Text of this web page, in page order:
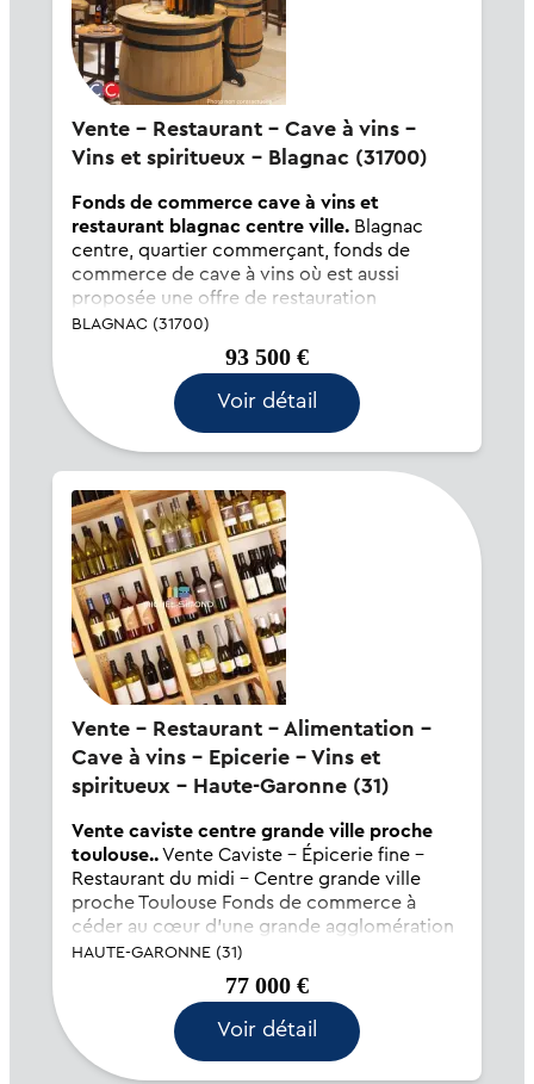
Vente - Restaurant - Cave à vins -
Vins et spiritueux - Blagnac (31700)
Fonds de commerce cave à vins et
restaurant blagnac centre ville.Blagnac
centre, quartier commerçant, fonds de
commerce de cave à vins où est aussi
proposée une offre de restauration
traditionnelle à midi. La clientèle locale est
fidélisée mais le potentiel du soir est encore
à exploiter. Terrasse sous les platane...
BLAGNAC (31700)
93 500 €
Voir détail
Vente - Restaurant - Alimentation -
Cave à vins - Epicerie - Vins et
spiritueux - Haute-Garonne (31)
Vente caviste centre grande ville proche
toulouse..Vente Caviste – Épicerie fine –
Restaurant du midi – Centre grande ville
proche Toulouse Fonds de commerce à
céder au cœur d’une grande agglomération
de la région toulousaine. L’emplacement
bénéficie d’une visibilité optimale en centre-
HAUTE-GARONNE (31)
77 000 €
Voir détail